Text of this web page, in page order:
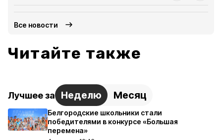
Все новости
Читайте также
Лучшее за Неделю Месяц
Белгородские школьники стали
победителями в конкурсе «Большая
перемена»